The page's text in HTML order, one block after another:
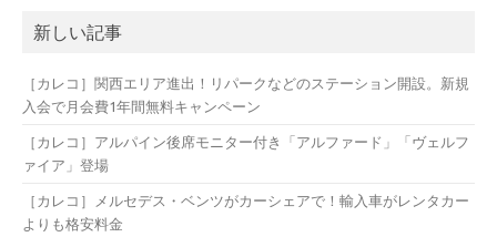
新しい記事
［カレコ］関西エリア進出！リパークなどのステーション開設。新規
入会で月会費1年間無料キャンペーン
［カレコ］アルパイン後席モニター付き「アルファード」「ヴェルフ
ァイア」登場
［カレコ］メルセデス・ベンツがカーシェアで！輸入車がレンタカー
よりも格安料金